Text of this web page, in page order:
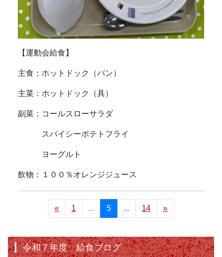
【運動会給食】
主食：ホットドック（パン）
主菜：ホットドック（具）
副菜：コールスローサラダ
スパイシーポテトフライ
ヨーグルト
飲物：１００％オレンジジュース
« 1 ... 5 ... 14 »
令和７年度 給食ブログ